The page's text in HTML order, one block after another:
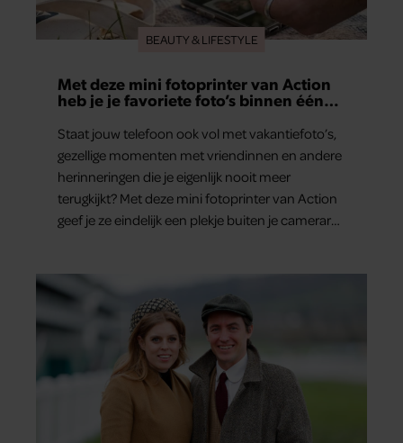
BEAUTY & LIFESTYLE
Met deze mini fotoprinter van Action
heb je je favoriete foto’s binnen één
Staat jouw telefoon ook vol met vakantiefoto’s,
gezellige momenten met vriendinnen en andere
herinneringen die je eigenlijk nooit meer
terugkijkt? Met deze mini fotoprinter van Action
geef je ze eindelijk een plekje buiten je camerarol.